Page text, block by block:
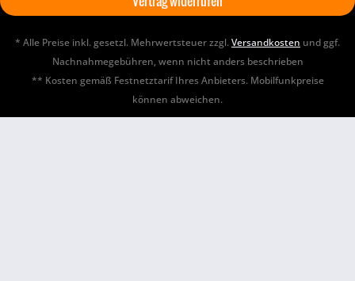
* Alle Preise inkl. gesetzl. Mehrwertsteuer zzgl.Versandkosten und ggf.
Nachnahmegebühren, wenn nicht anders beschrieben
** Kosten gemäß Festnetztarif Ihres Anbieters. Mobilfunkpreise
können abweichen.